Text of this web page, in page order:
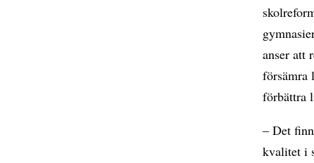
anser att
försämra
förbättra
– Det
kvalitet i